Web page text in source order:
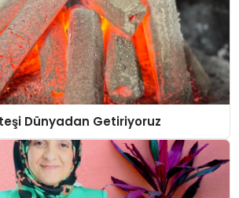
Dünyadan Getiriyoruz